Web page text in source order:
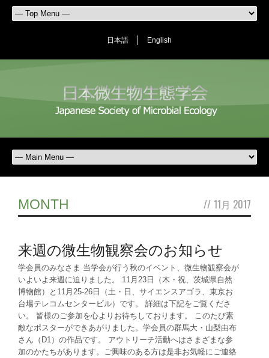
日本語 English
MONTH // 11月 2017
来週の微生物観察会のお知らせ
学会員のみなさま 当学会が行う秋のイベント、微生物観察会が
いよいよ来週に迫りました。 11月23日（木・祝、茨城県自然
博物館）と11月25-26日（土・日、サイエンスアゴラ、東京お
台場テレコムセンタービル）です。 詳細は下記をご覧くださ
い。 皆様のご参加を心よりお待ちしております。 このたび素
敵なポスターができあがりました。学会員の群馬大・山梨由布
さん（D1）の作品です。 アウトリーチ活動へはさまざまな参
加のかたちがあります。ご興味のある方は是非お気軽にご連絡